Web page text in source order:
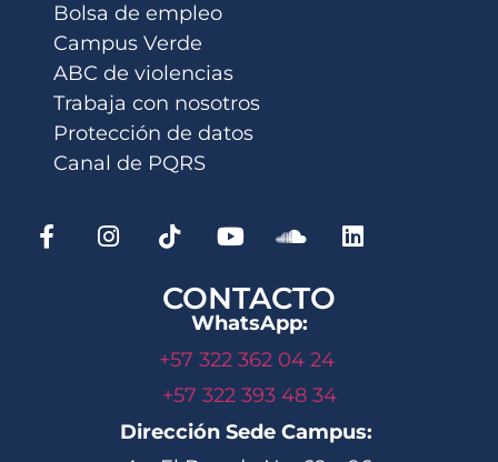
Bolsa de empleo
Campus Verde
ABC de violencias
Trabaja con nosotros
Protección de datos
Canal de PQRS
CONTACTO
WhatsApp:
+57 322 362 04 24
+57 322 393 48 34
Dirección Sede Campus: